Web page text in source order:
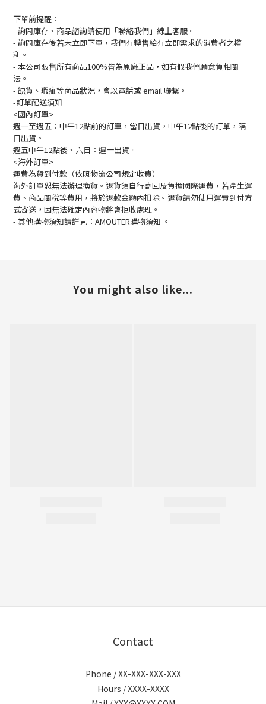
------------------------------------------------------------------
下單前提醒：
- 詢問庫存、商品諮詢請使用「聯絡我們」線上客服。
- 詢問庫存後若未立即下單，我們有轉售給有立即需求的消費者之權
利。
- 本公司販售所有商品100%皆為原廠正品，如有假我們願意負相關
法。
- 缺貨、瑕疵等商品狀況，會以電話或 email 聯繫。
-訂單配送須知
<國內訂單>
週一至週五：中午12點前的訂單，當日出貨，中午12點後的訂單，隔
日出貨。
週五中午12點後、六日：週一出貨。
<海外訂單>
運費為貨到付款（依照物流公司規定收費）
海外訂單恕無法辦理換貨。退貨須自行寄回及負擔國際運費，若產生運
費、商品關稅等費用，將於退款金額內扣除。退貨請勿使用運費到付方
式寄送，因無法確定內容物將會拒收處理。
- 其他購物須知請詳見： AMOUTER購物須知 。
You might also like...
Contact
Phone / XX-XXX-XXX-XXX
Hours / XXXX-XXXX